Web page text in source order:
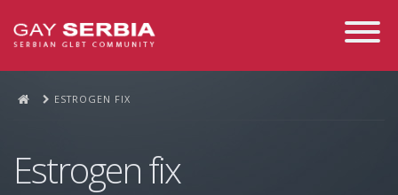
Toggle
ESTROGEN FIX
Estrogen fix